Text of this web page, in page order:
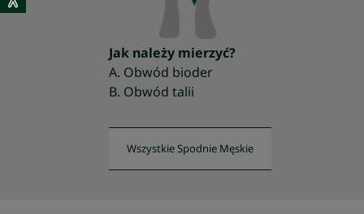
Jak należy mierzyć?
A. Obwód bioder
B. Obwód talii
Wszystkie Spodnie Męskie